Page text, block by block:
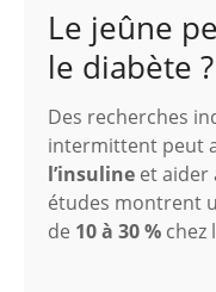
Le jeûne
le diabète ?
Des recherches
intermittent peut
l’insuline et aider
études montrent
de 10 à 30 % chez